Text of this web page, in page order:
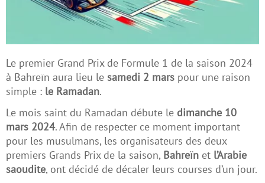
Le premier Grand Prix de Formule 1 de la saison 2024
à Bahreïn aura lieu le samedi 2 mars pour une raison
simple : le Ramadan.
Le mois saint du Ramadan débute le dimanche 10
mars 2024. Afin de respecter ce moment important
pour les musulmans, les organisateurs des deux
premiers Grands Prix de la saison, Bahreïn et l’Arabie
saoudite, ont décidé de décaler leurs courses d’un jour.